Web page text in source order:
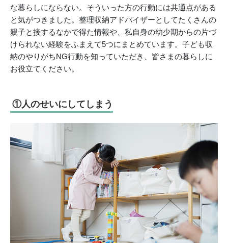
な暮らしにならない。そういった方の行動には共通点がある
と気がつきました。整理収納アドバイザーとしてたくさんの
親子と接するなかで得た情報や、私自身の幼少期からの片づ
けられない経験をふまえて5つにまとめています。子ども収
納のやりがちNG行動を知っていただき、皆さまの暮らしに
お役立てください。
①人のせいにしてしまう